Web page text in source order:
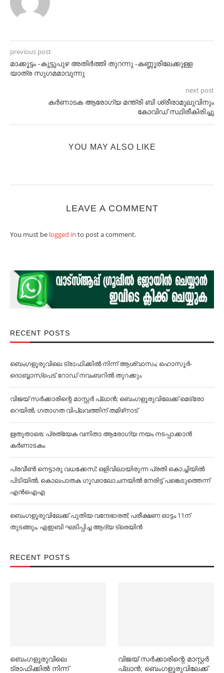
previous post
മാക്കൂട്ടം -കൂട്ടുപുഴ അതിർത്തി തുറന്നു -കണ്ണൂരിലേക്കുള്ള
യാത്ര സുഗമമാവുന്നു
next post
കർണാടക ആരോഗ്യ മന്ത്രി ബി ശ്രീരാമുലുവിനും
കോവിഡ് സ്ഥിരീകിരിച്ചു
YOU MAY ALSO LIKE
LEAVE A COMMENT
You must be logged in to post a comment.
RECENT POSTS
ബെംഗളൂരുവിലെ ട്രാഫിക്കില്‍ നിന്ന് ആശ്വാസം; ഹൊസൂര്‍-
ദൊബ്ബാസ്പെട് റോഡ് നവംബറില്‍ തുറക്കും
വിജയ് സര്‍ക്കാരിന്റെ മാസ്റ്റര്‍ പ്ലാന്‍; ബെംഗളൂരുവിലേക്ക് മെട്രോ
റെയില്‍, ഗതാഗത വിപ്ലവത്തിന് തമിഴ്‌നാട്
ഋതുതാരെ; പ്രത്യേക വനിതാ ആരോഗ്യ നയം നടപ്പാക്കാൻ
കര്‍ണാടകം
പ്രവീൺ നെട്ടാരു വധക്കേസ്; ഒളിവിലായിരുന്ന പ്രതി കൊച്ചിയിൽ
പിടിയിൽ, കൊലപാതക ഗൂഢാലോചനയിൽ നേരിട്ട് പങ്കെടുത്തെന്ന്
എൻഐഎ
ബെംഗളൂരുവിലേക്ക് പുതിയ വന്ദേഭാരത്; പരീക്ഷണ ഓട്ടം 11ന്
തുടങ്ങും, എഇബി ഘടിപ്പിച്ച ആദ്യ ട്രെയിന്‍
RECENT POSTS
ബെംഗളൂരുവിലെ
ട്രാഫിക്കില്‍ നിന്ന്
വിജയ് സര്‍ക്കാരിന്റെ മാസ്റ്റര്‍
പ്ലാന്‍; ബെംഗളൂരുവിലേക്ക്